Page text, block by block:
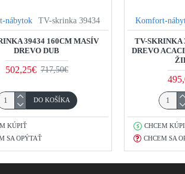
nábytok TV-skrinka 39434
39434 160CM MASÍV
DREVO DUB
502,25€ 717,50€
DO KOŠÍKA
KÚPIŤ
SA OPÝTAŤ
Komfort-
TV-SKRINKA
DREVO
CHCEM
CHCEM SA